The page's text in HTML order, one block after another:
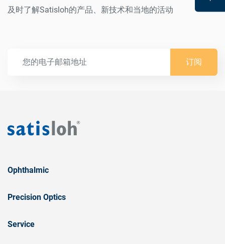
及时了解Satisloh的产品、新技术和当地的活动
订阅
Ophthalmic
Precision Optics
Service